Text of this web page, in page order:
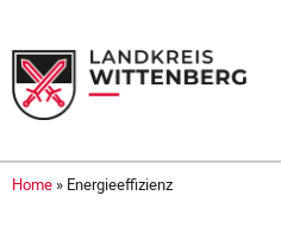
Home » Energieeffizienz